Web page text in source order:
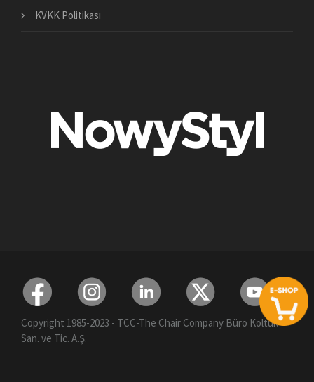
KVKK Politikası
Copyright 1985-2023 - TCC-The Chair Company Büro Koltuk
San. ve Tic. A.Ş.